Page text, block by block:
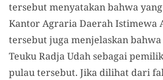
tersebut menyatakan bahwa
Kantor Agraria Daerah Istimewa
tersebut juga menjelaskan
Teuku Radja Udah sebagai
pulau tersebut. Jika dilihat dari